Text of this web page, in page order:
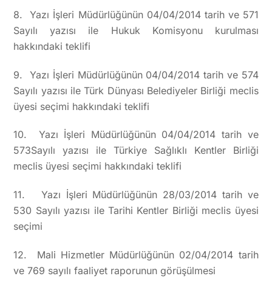
8. Yazı İşleri Müdürlüğünün 04/04/2014 tarih ve 571
Sayılı yazısı ile Hukuk Komisyonu kurulması
hakkındaki teklifi
9. Yazı İşleri Müdürlüğünün 04/04/2014 tarih ve 574
Sayılı yazısı ile Türk Dünyası Belediyeler Birliği meclis
üyesi seçimi hakkındaki teklifi
10. Yazı İşleri Müdürlüğünün 04/04/2014 tarih ve
573Sayılı yazısı ile Türkiye Sağlıklı Kentler Birliği
meclis üyesi seçimi hakkındaki teklifi
11. Yazı İşleri Müdürlüğünün 28/03/2014 tarih ve
530 Sayılı yazısı ile Tarihi Kentler Birliği meclis üyesi
seçimi
12. Mali Hizmetler Müdürlüğünün 02/04/2014 tarih
ve 769 sayılı faaliyet raporunun görüşülmesi